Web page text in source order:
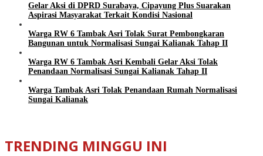
Gelar Aksi di DPRD Surabaya, Cipayung Plus Suarakan
Aspirasi Masyarakat Terkait Kondisi Nasional
Warga RW 6 Tambak Asri Tolak Surat Pembongkaran
Bangunan untuk Normalisasi Sungai Kalianak Tahap II
Warga RW 6 Tambak Asri Kembali Gelar Aksi Tolak
Penandaan Normalisasi Sungai Kalianak Tahap II
Warga Tambak Asri Tolak Penandaan Rumah Normalisasi
Sungai Kalianak
TRENDING MINGGU INI